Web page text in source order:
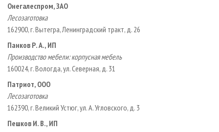
Онегалеспром, ЗАО
Лесозаготовка
162900, г. Вытегра, Ленинградский тракт, д. 26
Панков Р. А., ИП
Производство мебели: корпусная мебель
160024, г. Вологда, ул. Северная, д. 31
Патриот, ООО
Лесозаготовка
162390, г. Великий Устюг, ул. А. Угловского, д. 3
Пешков И. В., ИП